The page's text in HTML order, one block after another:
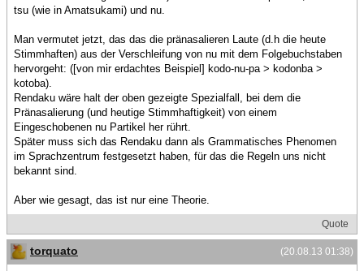
tsu (wie in Amatsukami) und nu.
Man vermutet jetzt, das das die pränasalieren Laute (d.h die heute
Stimmhaften) aus der Verschleifung von nu mit dem Folgebuchstaben
hervorgeht: ([von mir erdachtes Beispiel] kodo-nu-pa > kodonba >
kotoba).
Rendaku wäre halt der oben gezeigte Spezialfall, bei dem die
Pränasalierung (und heutige Stimmhaftigkeit) von einem
Eingeschobenen nu Partikel her rührt.
Später muss sich das Rendaku dann als Grammatisches Phenomen
im Sprachzentrum festgesetzt haben, für das die Regeln uns nicht
bekannt sind.
Aber wie gesagt, das ist nur eine Theorie.
Quote
(20.08.13 01:38)
torquato